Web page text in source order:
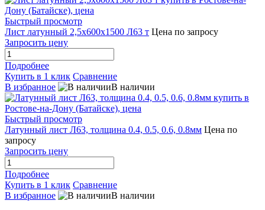
Быстрый просмотр
Лист латунный 2,5х600х1500 Л63 т Цена по запросу
Запросить цену
Подробнее
Купить в 1 клик Сравнение
В избранное
В наличии
Быстрый просмотр
Латунный лист Л63, толщина 0.4, 0.5, 0.6, 0.8мм Цена по
запросу
Запросить цену
Подробнее
Купить в 1 клик Сравнение
В избранное
В наличии